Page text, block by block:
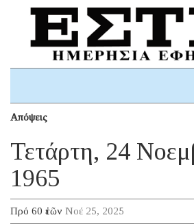
Απόψεις
Τετάρτη, 24
1965
Πρό 60 ἐτῶν Νοέ 25, 2025